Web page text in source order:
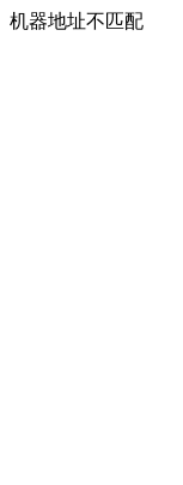
机器地址不匹配